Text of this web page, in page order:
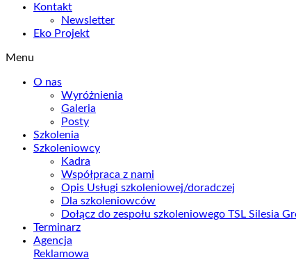
Kontakt
Newsletter
Eko Projekt
Menu
O nas
Wyróżnienia
Galeria
Posty
Szkolenia
Szkoleniowcy
Kadra
Współpraca z nami
Opis Usługi szkoleniowej/doradczej
Dla szkoleniowców
Dołącz do zespołu szkoleniowego TSL Silesia
Terminarz
Agencja
Reklamowa